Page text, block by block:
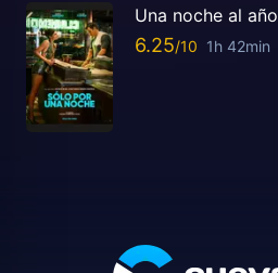
Una noche al año
6.25 1h 42min